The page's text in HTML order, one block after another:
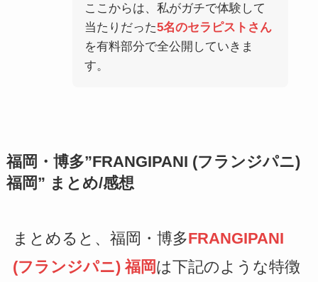
ここからは、私がガチで体験して
当たりだった5名のセラピストさん
を有料部分で全公開していきま
す。
福岡・博多”FRANGIPANI (フランジパニ)
福岡” まとめ/感想
まとめると、福岡・博多FRANGIPANI
(フランジパニ) 福岡は下記のような特徴